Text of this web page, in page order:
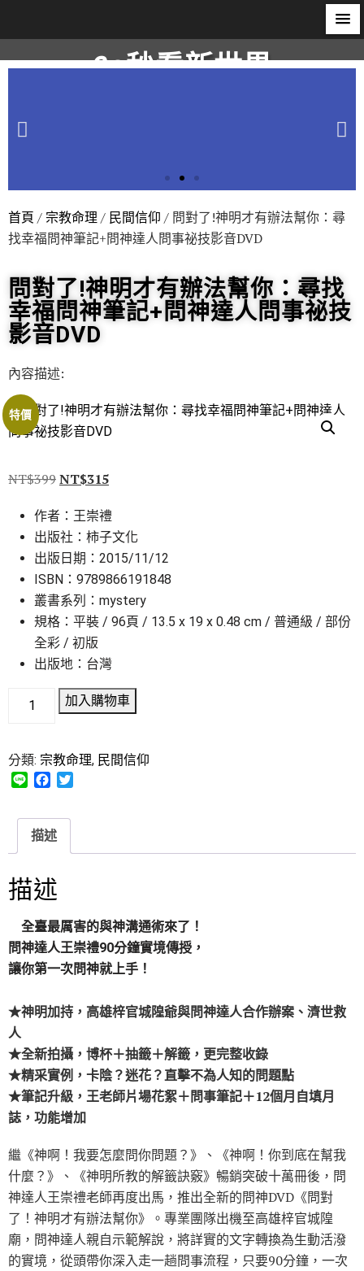
60秒看新世界
首頁 / 宗教命理 / 民間信仰 / 問對了!神明才有辦法幫你：尋
找幸福問神筆記+問神達人問事祕技影音DVD
問對了!神明才有辦法幫你：尋找
幸福問神筆記+問神達人問事祕技
影音DVD
內容描述:
特價
NT$399NT$315
作者：王崇禮
出版社：柿子文化
出版日期：2015/11/12
ISBN：9789866191848
叢書系列：mystery
規格：平裝 / 96頁 / 13.5 x 19 x 0.48 cm / 普通級 / 部份
全彩 / 初版
出版地：台灣
加入購物車
分類: 宗教命理, 民間信仰
e
e
b
o
k
描述
描述
全臺最厲害的與神溝通術來了！
問神達人王崇禮90分鐘實境傳授，
讓你第一次問神就上手！
★神明加持，高雄梓官城隍爺與問神達人合作辦案、濟世救
人
★全新拍攝，博杯＋抽籤＋解籤，更完整收錄
★精采實例，卡陰？迷花？直擊不為人知的問題點
★筆記升級，王老師片場花絮＋問事筆記＋12個月自填月
誌，功能增加
繼《神啊！我要怎麼問你問題？》、《神啊！你到底在幫我
什麼？》、《神明所教的解籤訣竅》暢銷突破十萬冊後，問
神達人王崇禮老師再度出馬，推出全新的問神DVD《問對
了！神明才有辦法幫你》。專業團隊出機至高雄梓官城隍
廟，問神達人親自示範解說，將詳實的文字轉換為生動活潑
的實境，從頭帶你深入走一趟問事流程，只要90分鐘，一次